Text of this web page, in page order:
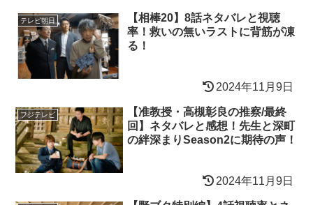
テレビ朝日
【相棒20】8話ネタバレと視聴
率！救いの無いラストに背筋が凍
る！
2024年11月9日
フジテレビ
【准教授・高槻彰良の推察/最終
回】ネタバレと感想！先生と深町
の絆深まりSeason2に期待の声！
2024年11月9日